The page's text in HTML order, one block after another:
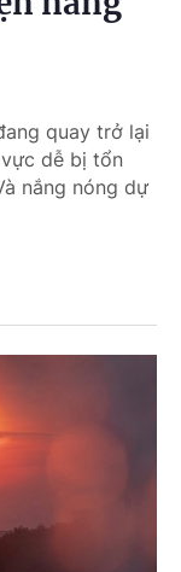
quay trở lại
dễ bị tổn
nắng nóng dự